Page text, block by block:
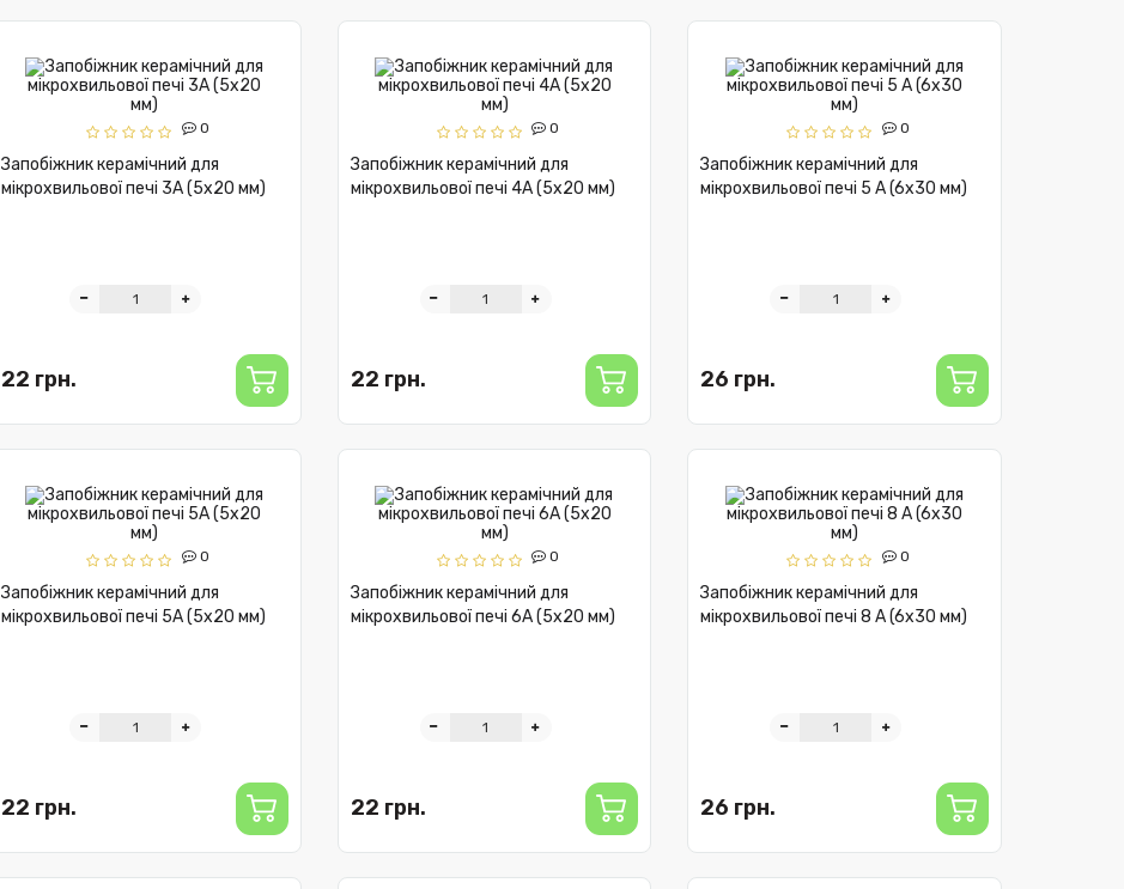
0
Запобіжник керамічний для
мікрохвильової печі 3А (5x20 мм)
22 грн.
0
Запобіжник керамічний для
мікрохвильової печі 4А (5x20 мм)
22 грн.
0
Запобіжник керамічний для
мікрохвильової печі 5 А (6x30 мм)
26 грн.
0
Запобіжник керамічний для
мікрохвильової печі 5А (5x20 мм)
22 грн.
0
Запобіжник керамічний для
мікрохвильової печі 6А (5x20 мм)
22 грн.
0
Запобіжник керамічний для
мікрохвильової печі 8 А (6x30 мм)
26 грн.